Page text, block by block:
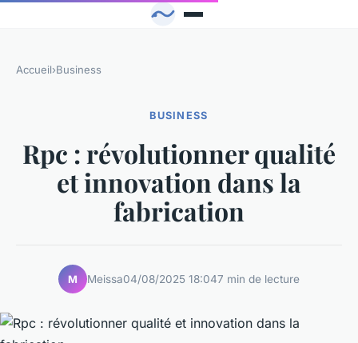
Accueil›Business
BUSINESS
Rpc : révolutionner qualité
et innovation dans la
fabrication
M Meissa04/08/2025 18:047 min de lecture